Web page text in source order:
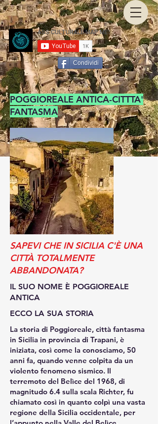
Condividi
POGGIOREALE ANTICA-CITTTA'
FANTASMA
SAPEVI CHE IN SICILIA C'È UNA
CITTÀ TOTALMENTE
ABBANDONATA?
IL SUO NOME È POGGIOREALE
ANTICA
ECCO LA SUA STORIA
La storia di Poggioreale, città fantasma
in Sicilia in provincia di Trapani, è
iniziata, così come la conosciamo, 50
anni fa, quando venne colpita da un
violento fenomeno sismico. Il
terremoto del Belìce del 1968, di
magnitudo 6.4 sulla scala Richter, fu
chiamato così in quanto colpì una vasta
regione della Sicilia occidentale, per